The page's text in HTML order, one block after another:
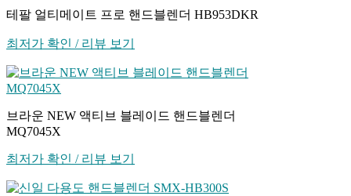
테팔 얼티메이트 프로 핸드블렌더 HB953DKR
최저가 확인 / 리뷰 보기
브라운 NEW 액티브 블레이드 핸드블렌더
MQ7045X
최저가 확인 / 리뷰 보기